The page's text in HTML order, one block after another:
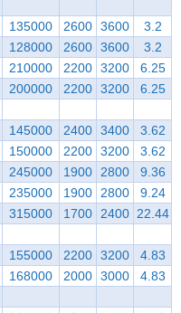
135000 2600 3600
3.2
128000 2600 3600
3.2
210000 2200 3200
6.25
200000 2200 3200 6.25
145000 2400 3400
3.62
150000 2200 3200
3.62
245000 1900 2800
9.36
235000 1900 2800
9.24
315000 1700 2400 22.44
155000 2200 3200
4.83
168000 2000 3000 4.83